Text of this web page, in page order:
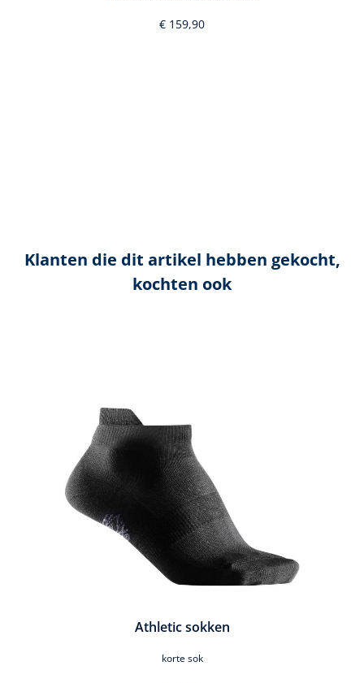
€ 159,90
Klanten die dit artikel hebben gekocht,
kochten ook
Athletic sokken
korte sok